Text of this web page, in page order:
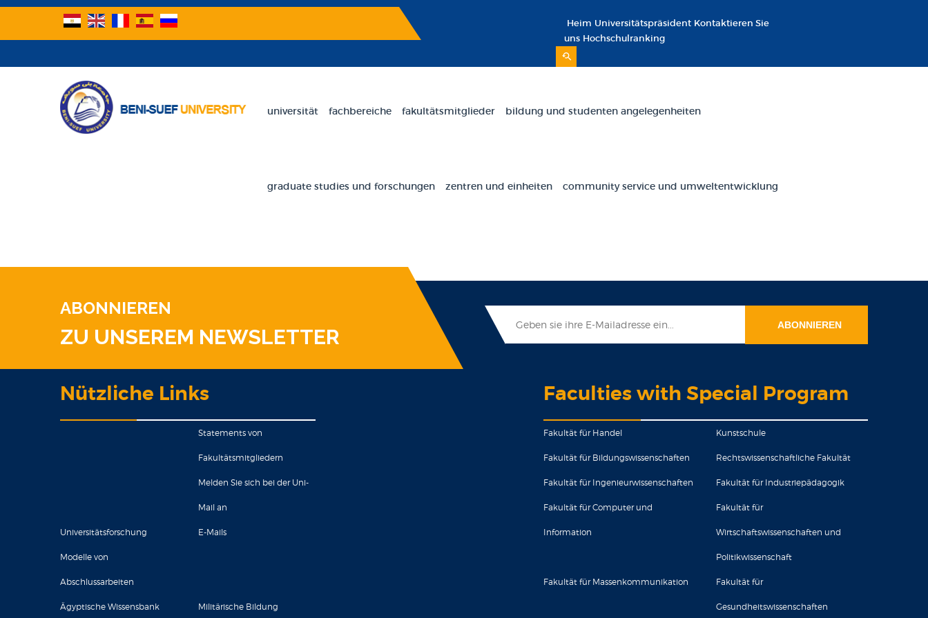
Heim Universitätspräsident Kontaktieren Sie
uns Hochschulranking
universität fachbereiche fakultätsmitglieder bildung und studenten angelegenheiten
graduate studies und forschungen zentren und einheiten community service und umweltentwicklung
ABONNIEREN
ZU UNSEREM NEWSLETTER
Nützliche Links
Statements von
Fakultätsmitgliedern
Melden Sie sich bei der Uni-
Mail an
Universitätsforschung E-Mails
Modelle von
Abschlussarbeiten
Ägyptische Wissensbank Militärische Bildung
Faculties with Special Program
Fakultät für Handel Kunstschule
Fakultät für Bildungswissenschaften Rechtswissenschaftliche Fakultät
Fakultät für Ingenieurwissenschaften Fakultät für Industriepädagogik
Fakultät für Computer und
Information
Fakultät für
Wirtschaftswissenschaften und
Politikwissenschaft
Fakultät für Massenkommunikation Fakultät für
Gesundheitswissenschaften